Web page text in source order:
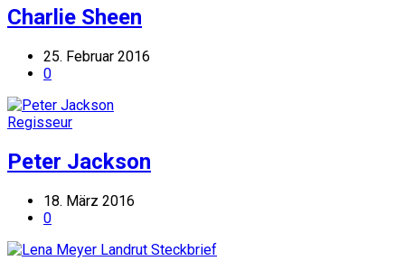
Charlie Sheen
25. Februar 2016
0
Regisseur
Peter Jackson
18. März 2016
0